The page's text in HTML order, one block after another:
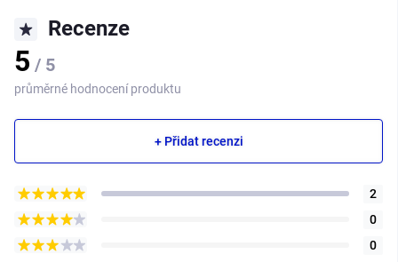
Recenze
5 / 5
průměrné hodnocení produktu
+ Přidat recenzi
2
0
0